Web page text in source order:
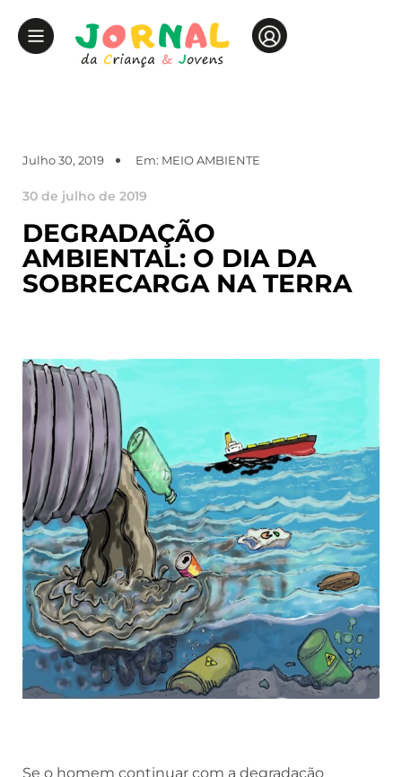
Julho 30, 2019 Em: MEIO AMBIENTE
30 de julho de 2019
DEGRADAÇÃO
AMBIENTAL: O DIA DA
SOBRECARGA NA TERRA
Se o homem continuar com a degradação